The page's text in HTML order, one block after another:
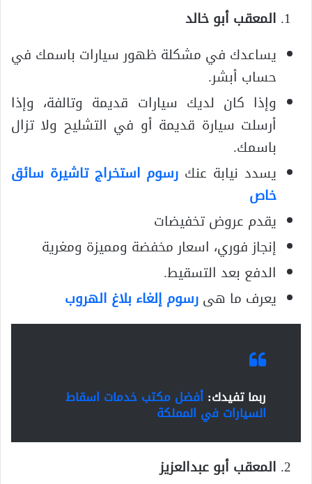
المعقب أبو خالد
يساعدك في مشكلة ظهور سيارات باسمك في
حساب أبشر.
وإذا كان لديك سيارات قديمة وتالفة، وإذا
أرسلت سيارة قديمة أو في التشليح ولا تزال
باسمك.
يسدد نيابة عنك رسوم استخراج تاشيرة سائق
خاص
يقدم عروض تخفيضات
إنجاز فوري، اسعار مخفضة ومميزة ومغرية
الدفع بعد التسقيط.
يعرف ما هىرسوم إلغاء بلاغ الهروب
ربما تفيدك: أفضل مكتب خدمات اسقاط
السيارات في المملكة
المعقب أبو عبدالعزيز